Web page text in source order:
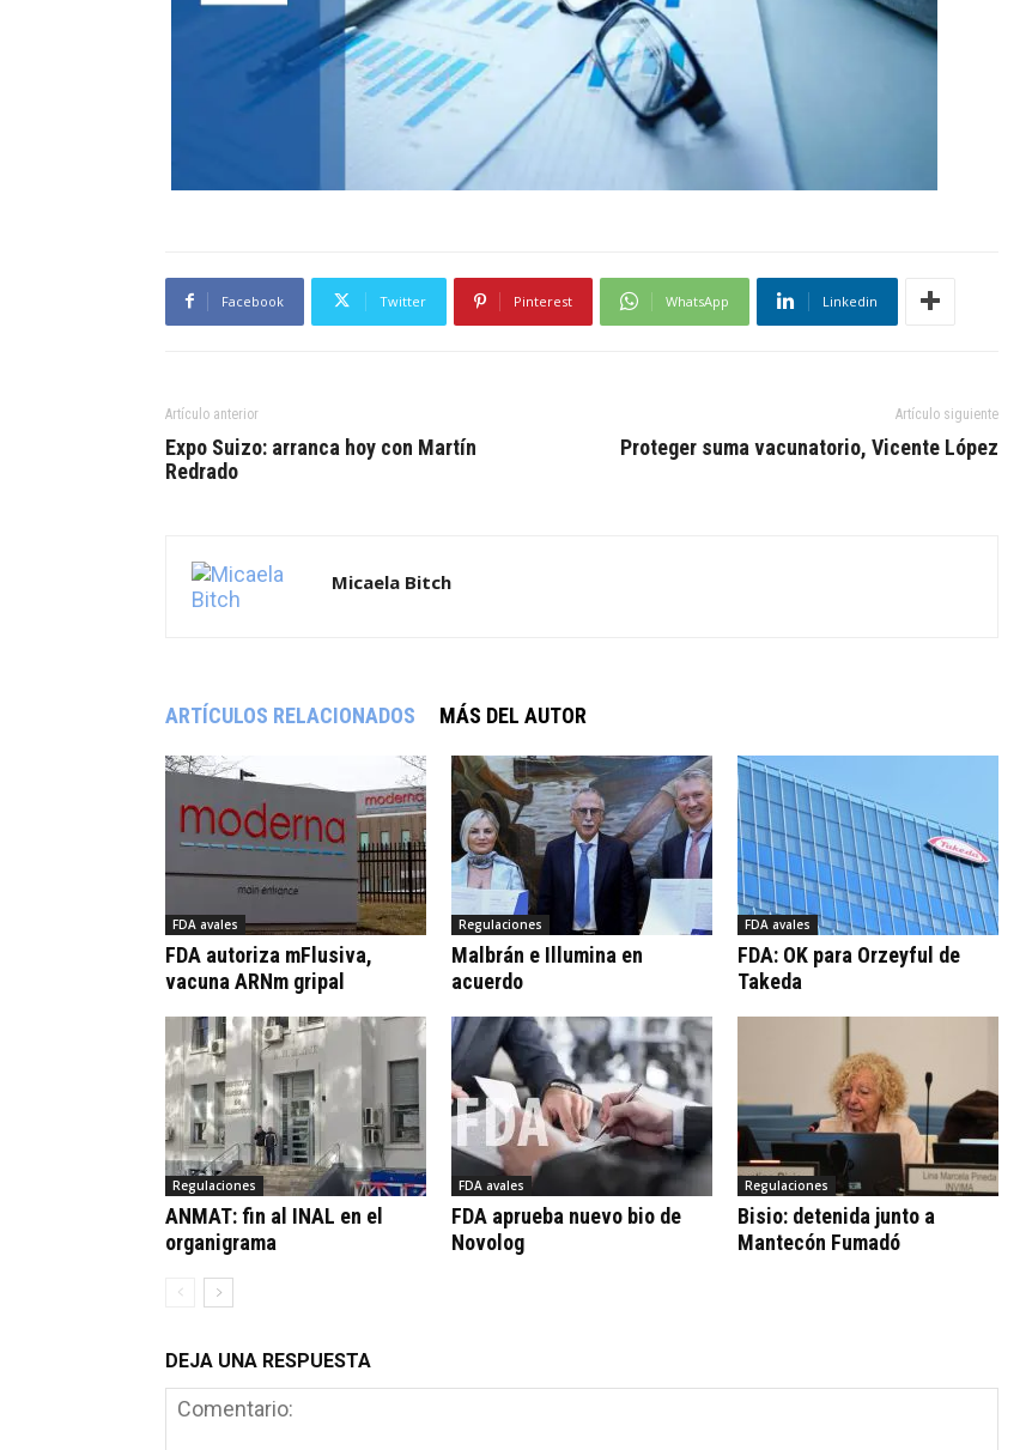
Facebook Twitter Pinterest WhatsApp Linkedin
Artículo anterior
Expo Suizo: arranca hoy con Martín
Redrado
Artículo siguiente
Proteger suma vacunatorio, Vicente López
Micaela Bitch
ARTÍCULOS RELACIONADOS MÁS DEL AUTOR
FDA avales
FDA autoriza mFlusiva,
vacuna ARNm gripal
Regulaciones
Malbrán e Illumina en
acuerdo
FDA avales
FDA: OK para Orzeyful de
Takeda
Regulaciones
ANMAT: fin al INAL en el
organigrama
FDA avales
FDA aprueba nuevo bio de
Novolog
Regulaciones
Bisio: detenida junto a
Mantecón Fumadó
DEJA UNA RESPUESTA